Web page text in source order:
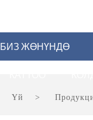
БИЗ ЖӨНҮНДӨ
Үй